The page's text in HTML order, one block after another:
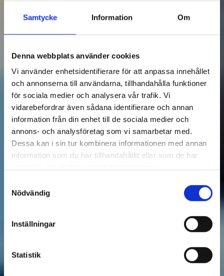
Samtycke Information Om
Denna webbplats använder cookies
Vi använder enhetsidentifierare för att anpassa innehållet
och annonserna till användarna, tillhandahålla funktioner
för sociala medier och analysera vår trafik. Vi
vidarebefordrar även sådana identifierare och annan
information från din enhet till de sociala medier och
annons- och analysföretag som vi samarbetar med.
Dessa kan i sin tur kombinera informationen med annan
information som du har tillhandahållit eller som de har
Nödvändig
Inställningar
Statistik